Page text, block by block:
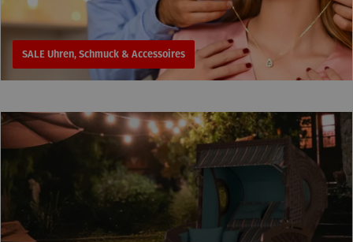
SALE Uhren, Schmuck & Accessoires